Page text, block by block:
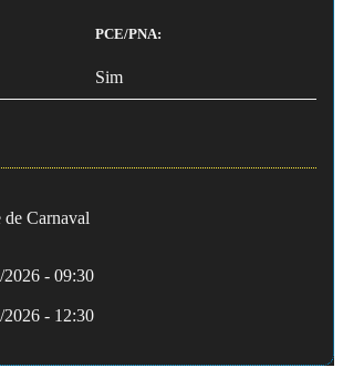
PCE/PNA:
Sim
Carnaval
2026 - 09:30
2026 - 12:30